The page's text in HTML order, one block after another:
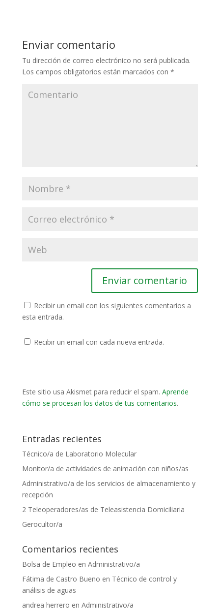
Enviar comentario
Tu dirección de correo electrónico no será publicada.
Los campos obligatorios están marcados con *
Recibir un email con los siguientes comentarios a
esta entrada.
Recibir un email con cada nueva entrada.
Este sitio usa Akismet para reducir el spam. Aprende
cómo se procesan los datos de tus comentarios.
Entradas recientes
Técnico/a de Laboratorio Molecular
Monitor/a de actividades de animación con niños/as
Administrativo/a de los servicios de almacenamiento y
recepción
2 Teleoperadores/as de Teleasistencia Domiciliaria
Gerocultor/a
Comentarios recientes
Bolsa de Empleo en Administrativo/a
Fátima de Castro Bueno en Técnico de control y
análisis de aguas
andrea herrero en Administrativo/a